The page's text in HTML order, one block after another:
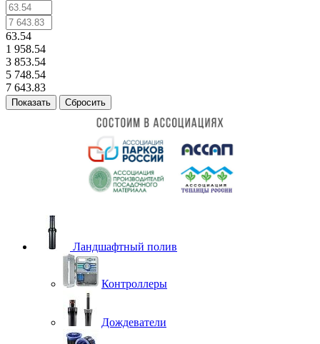
63.54
1 958.54
3 853.54
5 748.54
7 643.83
Сбросить
Ландшафтный полив
Контроллеры
Дождеватели